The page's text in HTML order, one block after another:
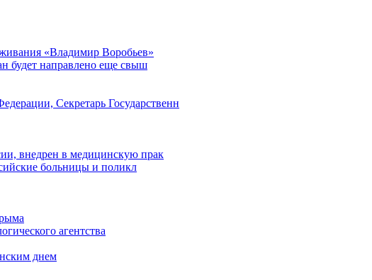
«Владимир Воробьев»
будет направлено еще свыш
Секретарь Государственн
внедрен в медицинскую прак
больницы и поликл
агентства
днем